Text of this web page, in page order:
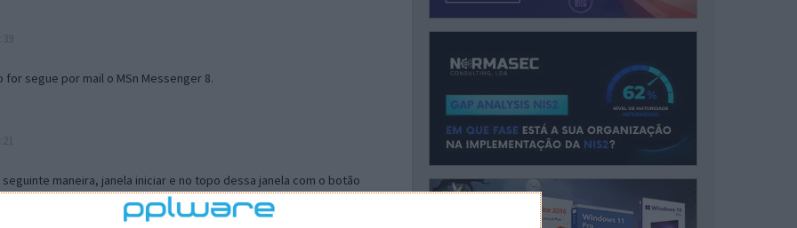
for segue por mail o MSn Messenger 8.
maneira, janela iniciar e no topo dessa janela com o botão
separador Menu ‘Iniciar’ clica no botão ‘Personalizar’ aí
escolheres o Browser com que queres navegar e o gestor de